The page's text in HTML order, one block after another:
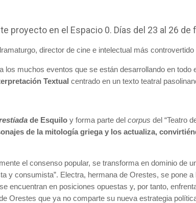
proyecto en el Espacio 0. Días del 23 al 26 de
director de cine e intelectual más controvertido
muchos eventos que se están desarrollando en
Textual centrado en un texto teatral
de Esquilo y forma parte del corpus del “Teatro
de la mitología griega y los actualiza,
el consenso popular, se transforma en dominio de
y consumista”. Electra, hermana de Orestes, se pone
encuentran en posiciones opuestas y, por tanto,
Orestes que ya no comparte su nueva estrategia